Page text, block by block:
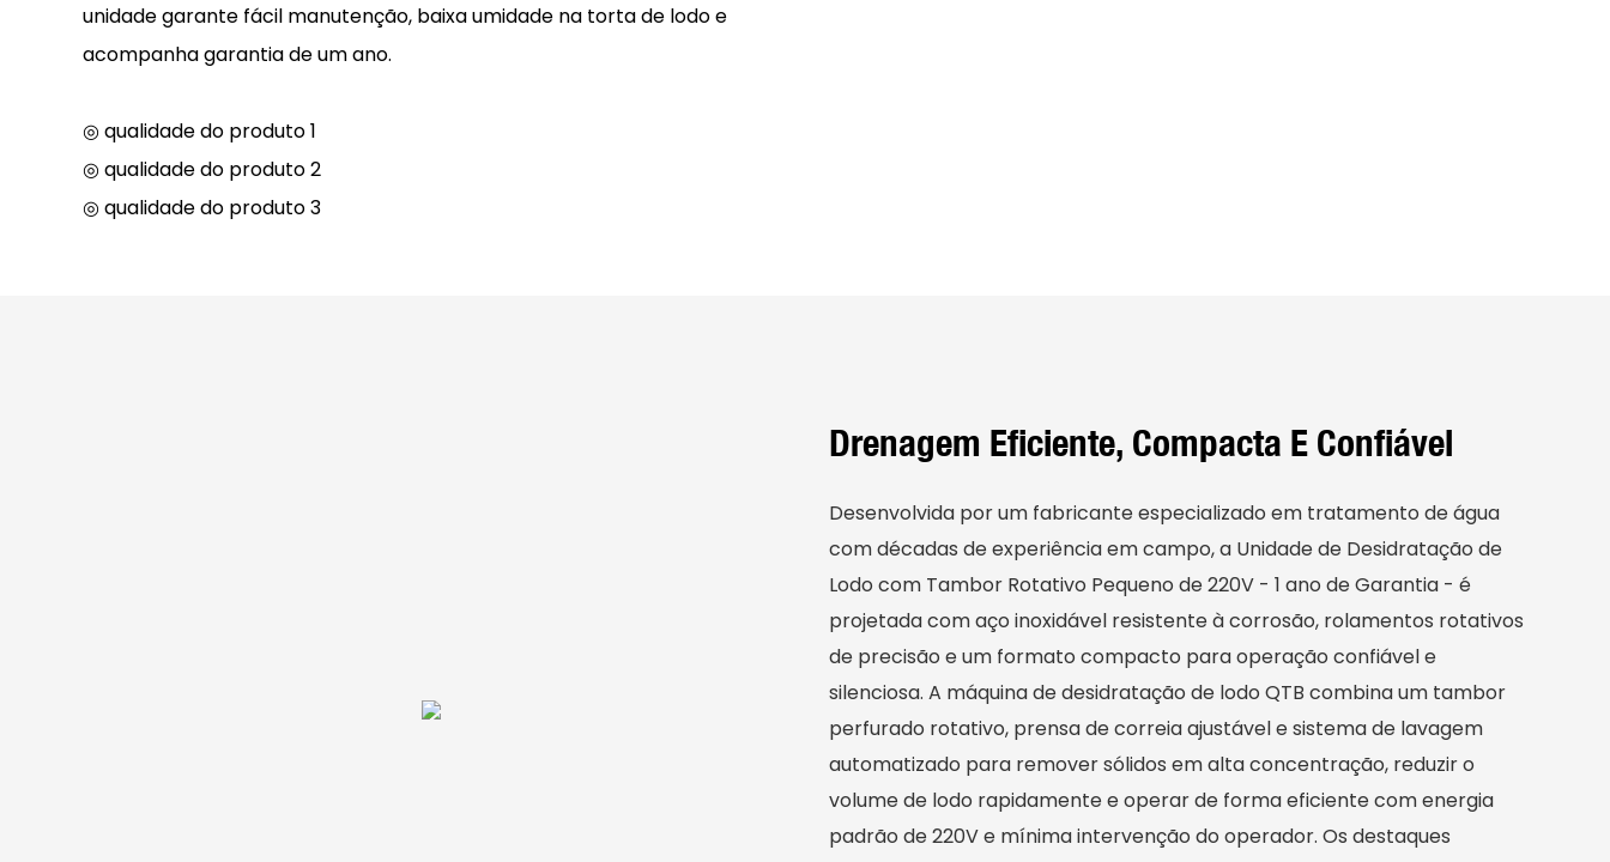
unidade garante fácil manutenção, baixa umidade na torta de lodo e
acompanha garantia de um ano.
◎ qualidade do produto 1
◎ qualidade do produto 2
◎ qualidade do produto 3
Drenagem Eficiente, Compacta E Confiável
Desenvolvida por um fabricante especializado em tratamento de água
com décadas de experiência em campo, a Unidade de Desidratação de
Lodo com Tambor Rotativo Pequeno de 220V - 1 ano de Garantia - é
projetada com aço inoxidável resistente à corrosão, rolamentos rotativos
de precisão e um formato compacto para operação confiável e
silenciosa. A máquina de desidratação de lodo QTB combina um tambor
perfurado rotativo, prensa de correia ajustável e sistema de lavagem
automatizado para remover sólidos em alta concentração, reduzir o
volume de lodo rapidamente e operar de forma eficiente com energia
padrão de 220V e mínima intervenção do operador. Os destaques